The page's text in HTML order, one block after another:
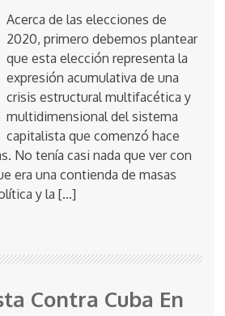
Acerca de las elecciones de
2020, primero debemos plantear
que esta elección representa la
expresión acumulativa de una
crisis estructural multifacética y
multidimensional del sistema
capitalista que comenzó hace
No tenía casi nada que ver con
era una contienda de masas
y la […]
Contra Cuba En